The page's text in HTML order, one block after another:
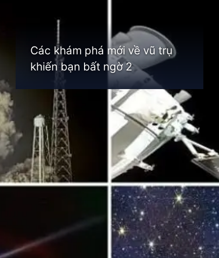
Các khám phá mới về vũ trụ
khiến bạn bất ngờ 2